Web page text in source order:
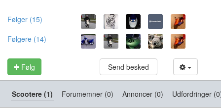
Følger (15)
Følgere (14)
Følg Send besked
Scootere (1) Forumemner (0) Annoncer (0) Udfordringer